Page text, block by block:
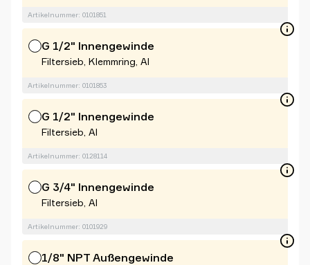
Artikelnummer: 0101851
G 1/2" Innengewinde
Filtersieb, Klemmring, Al
Artikelnummer: 0101853
G 1/2" Innengewinde
Filtersieb, Al
Artikelnummer: 0128114
G 3/4" Innengewinde
Filtersieb, Al
Artikelnummer: 0101929
1/8" NPT Außengewinde